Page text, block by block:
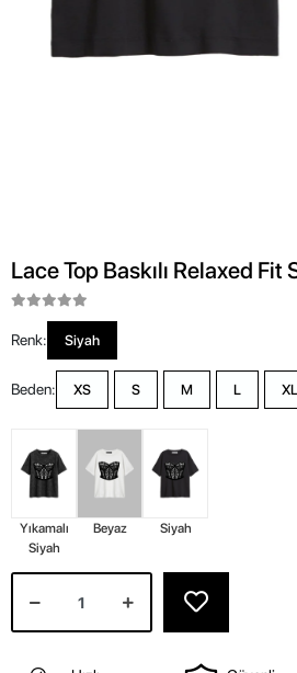
Lace Top Baskılı Relaxed Fit
Renk: Siyah
Beden: XS S M L XL
Yıkamalı
Siyah
Beyaz Siyah